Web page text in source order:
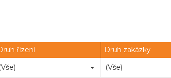
řízení Druh zakázky